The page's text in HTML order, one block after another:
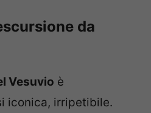
da
Vesuvio è
iconica, irripetibile.